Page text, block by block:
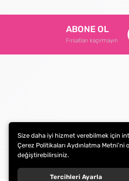
ABONE OL
Fırsatları kaçırmayın
Size daha iyi hizmet verebilmek için
Çerez Politikaları Aydınlatma
değiştirebilirsiniz.
Tercihleri Ayarla